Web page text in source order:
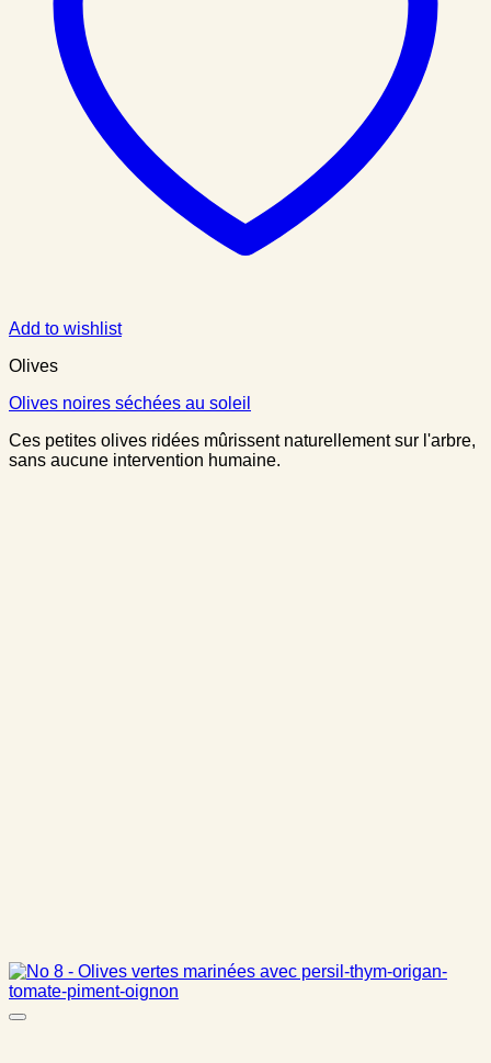
Add to wishlist
Olives
Olives noires séchées au soleil
Ces petites olives ridées mûrissent naturellement sur l'arbre,
sans aucune intervention humaine.